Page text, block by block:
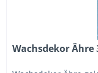
Wachsdekor Ähre